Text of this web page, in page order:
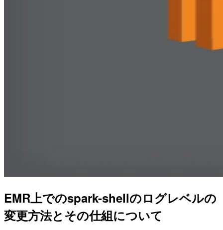
EMR上でのspark-shellのログレベルの
変更方法とその仕組について